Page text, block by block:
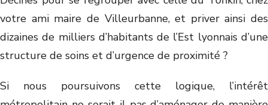
votre ami maire de Villeurbanne, et priver ainsi des
dizaines de milliers d’habitants de l’Est lyonnais d’une
structure de soins et d’urgence de proximité ?
Si nous poursuivons cette logique, l’intérêt